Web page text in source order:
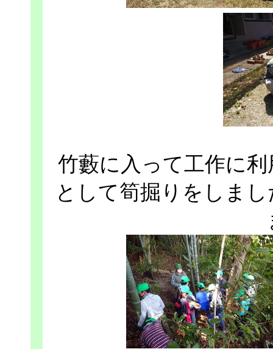
竹藪に入って工作に
として筍掘りをしま